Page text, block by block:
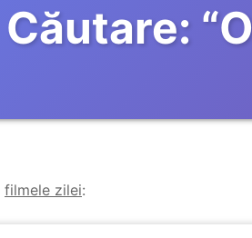
Căutare: “
filmele zilei: